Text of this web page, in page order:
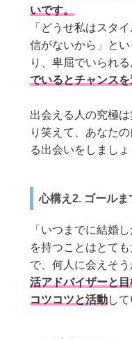
いです。
「どうせ私はスタ
信がないから」と
り、卑屈でいられ
でいるとチャンスを
出会える人の究極
り笑えて、あなた
る出会いをしましょ
心構え2. ゴール
「いつまでに結婚
を持つことはとて
で、何人に会えそ
活アドバイザーと
コツコツと活動し